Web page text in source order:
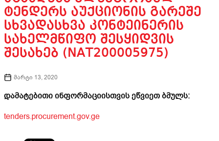
ᲢᲔᲜᲓᲔᲠᲡ ᲐᲣᲥᲪᲘᲝᲜᲘᲡ ᲒᲐᲠᲔᲨᲔ
ᲡᲮᲕᲐᲓᲐᲡᲮᲕᲐ ᲙᲝᲜᲢᲔᲘᲜᲔᲠᲘᲡ
ᲡᲐᲮᲔᲚᲛᲬᲘᲤᲝ ᲨᲔᲡᲧᲘᲓᲕᲘᲡ
ᲨᲔᲡᲐᲮᲔᲑ (NAT200005975)
მარტი 13, 2020
დამატებითი ინფორმაციისთვის ეწვიეთ ბმულს:
tenders.procurement.gov.ge